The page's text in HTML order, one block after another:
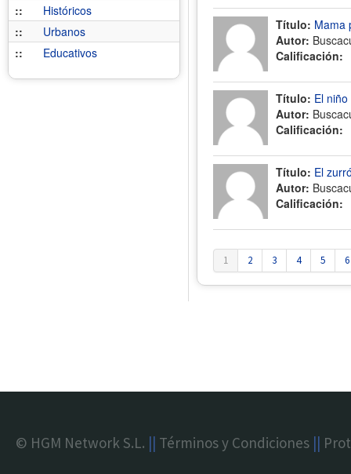
::
Históricos
::
Urbanos
::
Educativos
Título: Mama
Autor:
Calificación:
Título: El
Autor:
Calificación:
Título: El
Autor:
Calificación:
1 2 3 4 5 6
© HGM Network S.L. || Términos y Condiciones ||